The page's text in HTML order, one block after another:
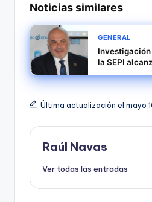
Noticias similares
GENERAL
la SEPI
Berlanga
Última actualización el mayo
Raúl Navas
Ver todas las entradas